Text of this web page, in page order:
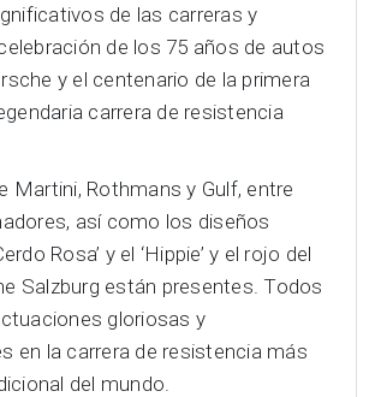
de las carreras y
de los 75 años de autos
y el centenario de la primera
carrera de resistencia
Martini, Rothmans y Gulf, entre
así como los diseños
Rosa’ y el ‘Hippie’ y el rojo del
Salzburg están presentes. Todos
gloriosas y
en la carrera de resistencia más
del mundo.